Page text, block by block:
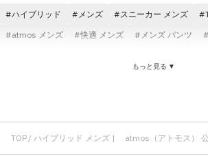
ハイブリッド メンズ スニーカー メンズ
atmos メンズ
快適 メンズ メンズ パンツ
ランニングシューズ ハイブリッド
もっと見る ▼
TOP ハイブリッド メンズ | atmos（アトモス）